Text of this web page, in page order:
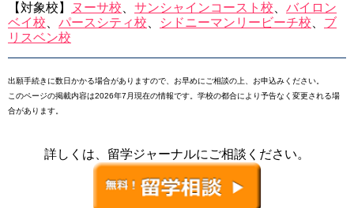
【対象校】 ヌーサ校 サンシャインコースト校
バイロン
ベイ校
パースシティ校 シドニーマンリービーチ校
ブ
リスベン校
出願手続きに数日かかる場合がありますので、お早めにご相談の上、お申込みください。
このページの掲載内容は2026年7月現在の情報です。学校の都合により予告なく変更される場
合があります。
詳しくは、留学ジャーナルにご相談ください。